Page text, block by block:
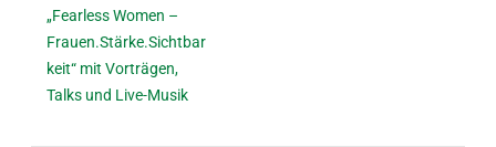
„Fearless Women –
Frauen.Stärke.Sichtbar
keit“ mit Vorträgen,
Talks und Live-Musik